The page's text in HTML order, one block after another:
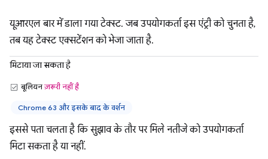
यूआरएल बार में डाला गया टेक्स्ट. जब उपयोगकर्ता इस एंट्री को चुनता है,
तब यह टेक्स्ट एक्सटेंशन को भेजा जाता है.
मिटाया जा सकता है
बूलियनज़रूरी नहीं है
Chrome 63 और इसके बाद के वर्शन
इससे पता चलता है कि सुझाव के तौर पर मिले नतीजे को उपयोगकर्ता
मिटा सकता है या नहीं.